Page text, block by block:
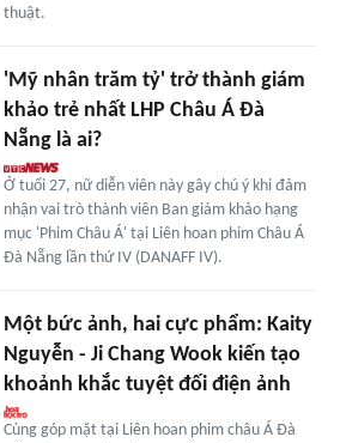
thuật.
'Mỹ nhân trăm tỷ' trở thành giám
khảo trẻ nhất LHP Châu Á Đà
Nẵng là ai?
Ở tuổi 27, nữ diễn viên này gây chú ý khi đảm
nhận vai trò thành viên Ban giám khảo hạng
mục 'Phim Châu Á' tại Liên hoan phim Châu Á
Đà Nẵng lần thứ IV (DANAFF IV).
Một bức ảnh, hai cực phẩm: Kaity
Nguyễn - Ji Chang Wook kiến tạo
khoảnh khắc tuyệt đối điện ảnh
Cùng góp mặt tại Liên hoan phim châu Á Đà